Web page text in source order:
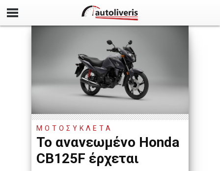
ΜΟΤΟΣΥΚΛΈΤΑ
Το ανανεωμένο Honda
CB125F έρχεται